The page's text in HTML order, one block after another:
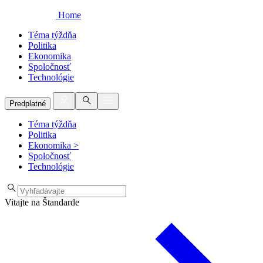
Home
Téma týždňa
Politika
Ekonomika
Spoločnosť
Technológie
Predplatné
Téma týždňa
Politika
Ekonomika >
Spoločnosť
Technológie
Vitajte na Štandarde